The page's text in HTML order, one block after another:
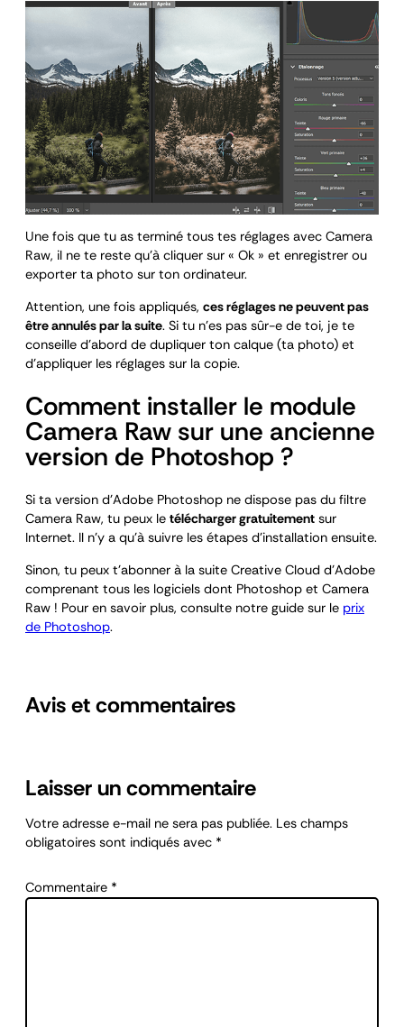
Une fois que tu as terminé tous tes réglages avec Camera
Raw, il ne te reste qu’à cliquer sur « Ok » et enregistrer ou
exporter ta photo sur ton ordinateur.
Attention, une fois appliqués, ces réglages ne peuvent pas
être annulés par la suite. Si tu n’es pas sûr-e de toi, je te
conseille d’abord de dupliquer ton calque (ta photo) et
d’appliquer les réglages sur la copie.
Comment installer le module
Camera Raw sur une ancienne
version de Photoshop ?
Si ta version d’Adobe Photoshop ne dispose pas du filtre
Camera Raw, tu peux le télécharger gratuitement sur
Internet. Il n’y a qu’à suivre les étapes d’installation ensuite.
Sinon, tu peux t’abonner à la suite Creative Cloud d’Adobe
comprenant tous les logiciels dont Photoshop et Camera
Raw ! Pour en savoir plus, consulte notre guide sur le prix
de Photoshop.
Avis et commentaires
Laisser un commentaire
Votre adresse e-mail ne sera pas publiée. Les champs
obligatoires sont indiqués avec *
Commentaire *